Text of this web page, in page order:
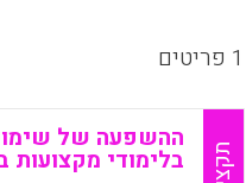
1 פריטים
תקציר
ההשפעה של
בלימודי מקצועות